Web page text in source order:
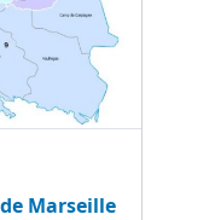
Marseille